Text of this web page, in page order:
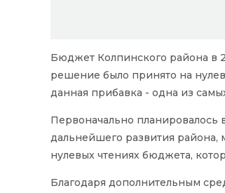
Бюджет Колпинского района в
решение было принято на
данная прибавка - одна из
Первоначально планировалось
дальнейшего развития
нулевых чтениях бюджета,
Благодаря дополнительным